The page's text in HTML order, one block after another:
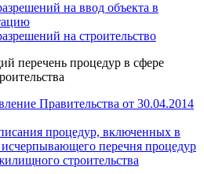
на ввод объекта в
на строительство
перечень процедур в сфере
Правительства от 30.04.2014
процедур, включенных в
исчерпывающего перечня процедур
строительства